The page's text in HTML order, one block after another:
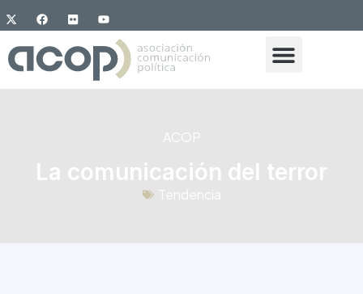
ACOP
La comunicación del terror
Tendencia